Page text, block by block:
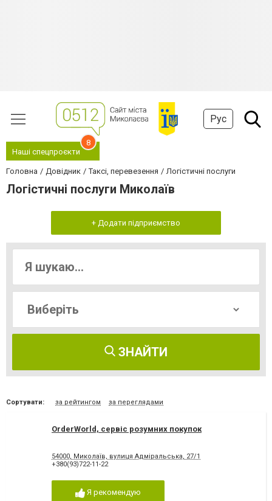
Рус
Наші спецпроєкти
8
Головна Довідник Таксі, перевезення Логістичні послуги
Логістичні послуги Миколаїв
+ Додати підприємство
ЗНАЙТИ
Сортувати: за рейтингом за переглядами
OrderWorld, сервіс розумних покупок
54000, Миколаїв, вулиця Адміральська, 27/1
+380(93)722-11-22
Я рекомендую